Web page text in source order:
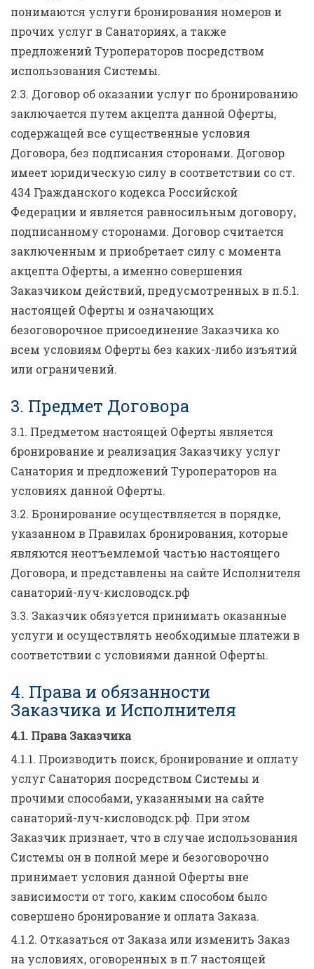
понимаются услуги бронирования номеров и
прочих услуг в Санаториях, а также
предложений Туроператоров посредством
использования Системы.
2.3. Договор об оказании услуг по бронированию
заключается путем акцепта данной Оферты,
содержащей все существенные условия
Договора, без подписания сторонами. Договор
имеет юридическую силу в соответствии со ст.
434 Гражданского кодекса Российской
Федерации и является равносильным договору,
подписанному сторонами. Договор считается
заключенным и приобретает силу с момента
акцепта Оферты, а именно совершения
Заказчиком действий, предусмотренных в п.5.1.
настоящей Оферты и означающих
безоговорочное присоединение Заказчика ко
всем условиям Оферты без каких-либо изъятий
или ограничений.
3. Предмет Договора
3.1. Предметом настоящей Оферты является
бронирование и реализация Заказчику услуг
Санатория и предложений Туроператоров на
условиях данной Оферты.
3.2. Бронирование осуществляется в порядке,
указанном в Правилах бронирования, которые
являются неотъемлемой частью настоящего
Договора, и представлены на сайте Исполнителя
санаторий-луч-кисловодск.рф
3.3. Заказчик обязуется принимать оказанные
услуги и осуществлять необходимые платежи в
соответствии с условиями данной Оферты.
4. Права и обязанности
Заказчика и Исполнителя
4.1. Права Заказчика
4.1.1. Производить поиск, бронирование и оплату
услуг Санатория посредством Системы и
прочими способами, указанными на сайте
санаторий-луч-кисловодск.рф. При этом
Заказчик признает, что в случае использования
Системы он в полной мере и безоговорочно
принимает условия данной Оферты вне
зависимости от того, каким способом было
совершено бронирование и оплата Заказа.
4.1.2. Отказаться от Заказа или изменить Заказ
на условиях, оговоренных в п.7 настоящей